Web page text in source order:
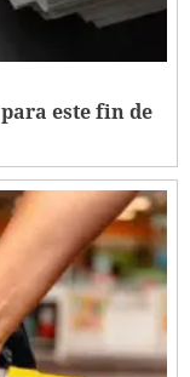
este fin de